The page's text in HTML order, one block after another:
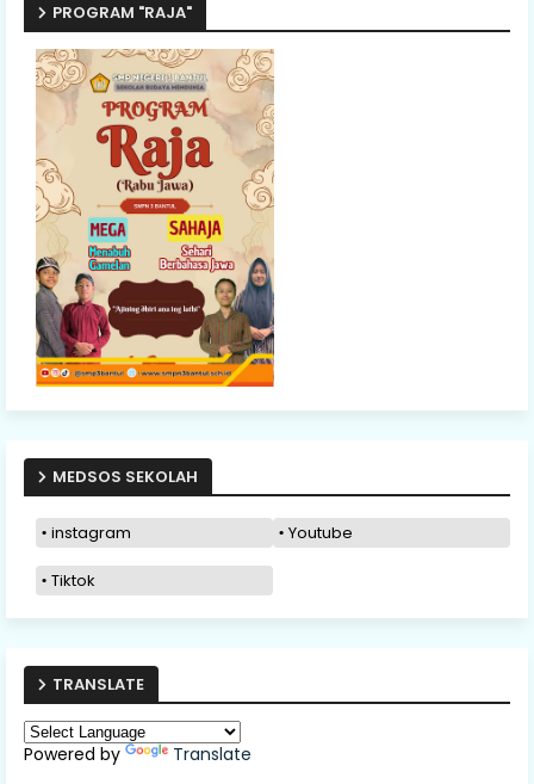
PROGRAM "RAJA"
MEDSOS SEKOLAH
instagram Youtube
Tiktok
TRANSLATE
Powered by Translate